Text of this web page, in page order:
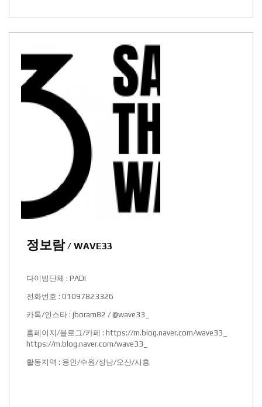
정보람/ WAVE33
다이빙단체 : PADI
전화번호 : 01097823326
카톡/인스타 : jboram82 / @wave33_
홈페이지/블로그/카페 : https://m.blog.naver.com/wave33_
https://m.blog.naver.com/wave33_
활동지역 : 용인/수원/성남/오산/시흥